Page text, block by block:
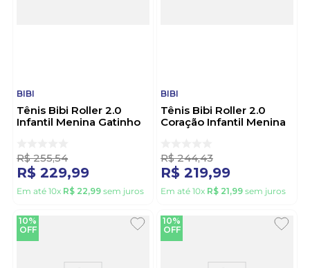
BIBI
Tênis Bibi Roller 2.0
Infantil Menina Gatinho
R$ 255,54
R$ 229,99
Em até 10x R$ 22,99 sem juros
BIBI
Tênis Bibi Roller 2.0
Coração Infantil Menina
R$ 244,43
R$ 219,99
Em até 10x R$ 21,99 sem juros
10%
OFF
10%
OFF